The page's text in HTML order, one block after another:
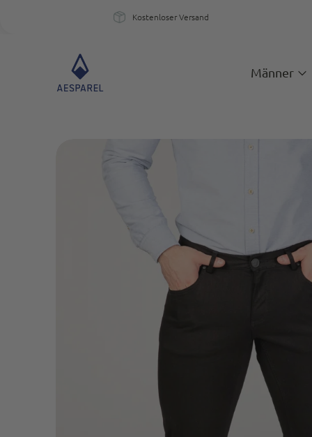
Kostenloser Versand
Kostenloser Versand Männer